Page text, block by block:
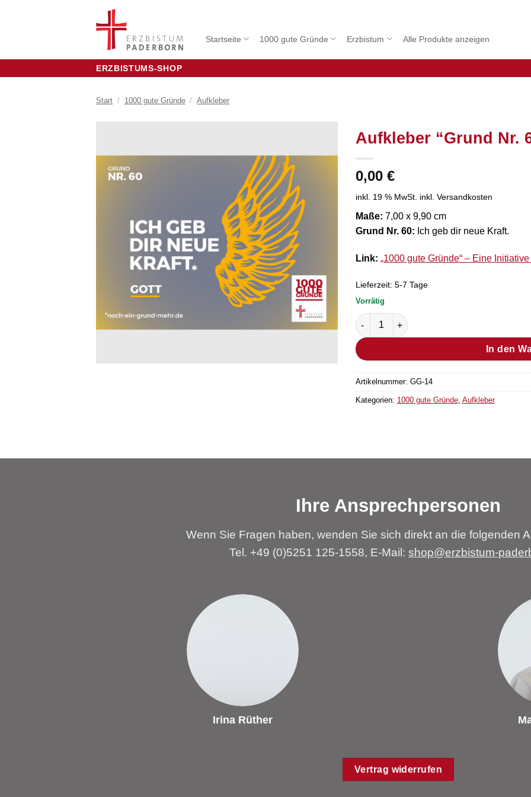
Startseite 1000 gute Gründe Erzbistum Alle Produkte anzeigen
ERZBISTUMS-SHOP
Start / 1000 gute Gründe / Aufkleber
Aufkleber “Grund Nr.
0,00 €
inkl. 19 % MwSt. inkl. Versandkosten
Maße: 7,00 x 9,90 cm
Grund Nr. 60: Ich geb dir neue Kraft.
Link: „1000 gute Gründe“ – Eine
Lieferzeit: 5-7 Tage
Vorrätig
Aufkleber "Grund Nr. 60" Menge
In den
Artikelnummer: GG-14
Kategorien: 1000 gute Gründe, Aufkleber
Ihre Ansprechpersonen
Wenn Sie Fragen haben, wenden Sie sich direkt an die folgenden
Tel. +49 (0)5251 125-1558, E-Mail: shop@erzbistum-
Irina Rüther
Vertrag widerrufen